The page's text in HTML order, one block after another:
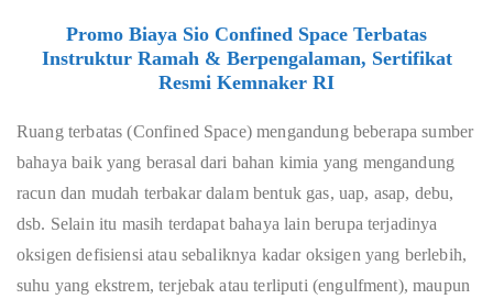
Promo Biaya Sio Confined Space Terbatas
Instruktur Ramah & Berpengalaman, Sertifikat
Resmi Kemnaker RI
Ruang terbatas (Confined Space) mengandung beberapa sumber
bahaya baik yang berasal dari bahan kimia yang mengandung
racun dan mudah terbakar dalam bentuk gas, uap, asap, debu,
dsb. Selain itu masih terdapat bahaya lain berupa terjadinya
oksigen defisiensi atau sebaliknya kadar oksigen yang berlebih,
suhu yang ekstrem, terjebak atau terliputi (engulfment), maupun